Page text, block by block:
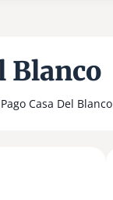
Blanco
Casa Del Blanco